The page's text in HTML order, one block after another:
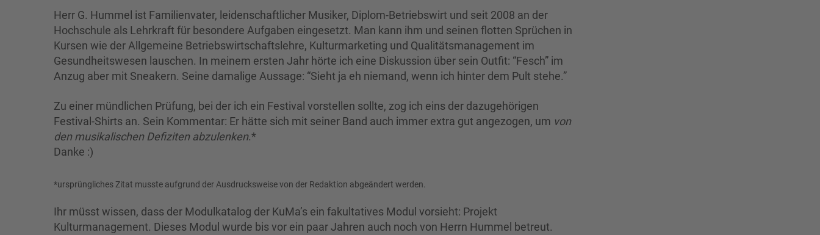
Herr G. Hummel ist Familienvater, leidenschaftlicher Musiker, Diplom-Betriebswirt und seit 2008 an der
Hochschule als Lehrkraft für besondere Aufgaben eingesetzt. Man kann ihm und seinen flotten Sprüchen in
Kursen wie der Allgemeine Betriebswirtschaftslehre, Kulturmarketing und Qualitätsmanagement im
Gesundheitswesen lauschen. In meinem ersten Jahr hörte ich eine Diskussion über sein Outfit: “Fesch” im
Anzug aber mit Sneakern. Seine damalige Aussage: “Sieht ja eh niemand, wenn ich hinter dem Pult stehe.”
Zu einer mündlichen Prüfung, bei der ich ein Festival vorstellen sollte, zog ich eins der dazugehörigen
Festival-Shirts an. Sein Kommentar: Er hätte sich mit seiner Band auch immer extra gut angezogen, um von
den musikalischen Defiziten abzulenken.*
Danke :)
*ursprüngliches Zitat musste aufgrund der Ausdrucksweise von der Redaktion abgeändert werden.
Ihr müsst wissen, dass der Modulkatalog der KuMa’s ein fakultatives Modul vorsieht: Projekt
Kulturmanagement. Dieses Modul wurde bis vor ein paar Jahren auch noch von Herrn Hummel betreut.